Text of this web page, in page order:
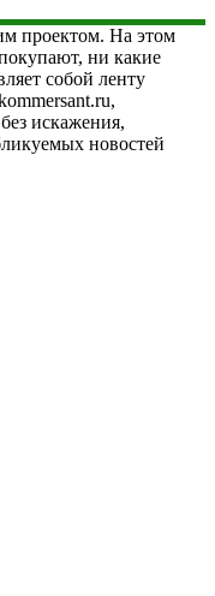
проектом. На этом
ни какие
собой ленту
искажения,
новостей